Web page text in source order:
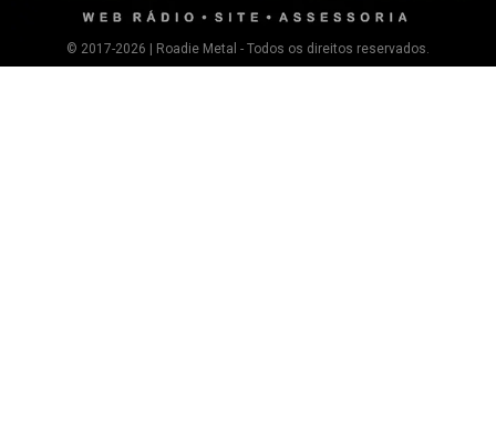
© 2017-2026 | Roadie Metal - Todos os direitos reservados.